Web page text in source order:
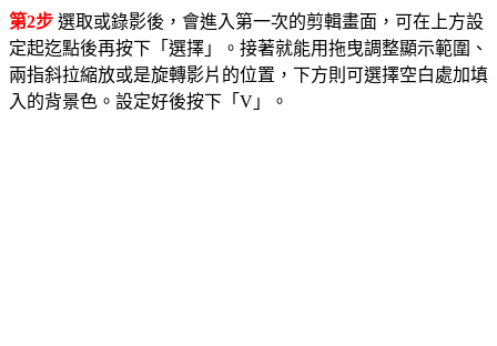
第2步 選取或錄影後，會進入第一次的剪輯畫面，可在上方設
定起迄點後再按下「選擇」。接著就能用拖曳調整顯示範圍、
兩指斜拉縮放或是旋轉影片的位置，下方則可選擇空白處加填
入的背景色。設定好後按下「V」。